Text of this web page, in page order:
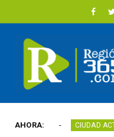
AHORA:
año CIUDAD ACTIVA